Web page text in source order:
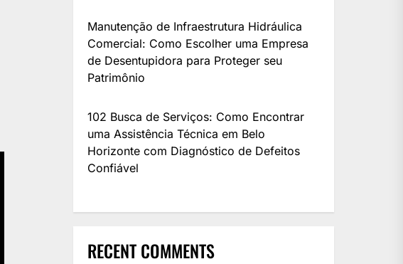
Manutenção de Infraestrutura Hidráulica
Comercial: Como Escolher uma Empresa
de Desentupidora para Proteger seu
Patrimônio
102 Busca de Serviços: Como Encontrar
uma Assistência Técnica em Belo
Horizonte com Diagnóstico de Defeitos
Confiável
RECENT COMMENTS